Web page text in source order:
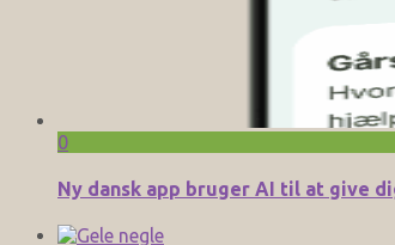
0
Ny dansk app bruger AI til at give